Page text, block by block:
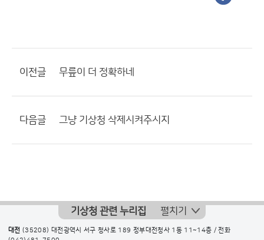
이전글 무릎이 더 정확하네
다음글 그냥 기상청 삭제시켜주시지
기상청 관련 누리집 펼치기
대전 (35208) 대전광역시 서구 청사로 189 정부대전청사 1동 11~14층 / 전화